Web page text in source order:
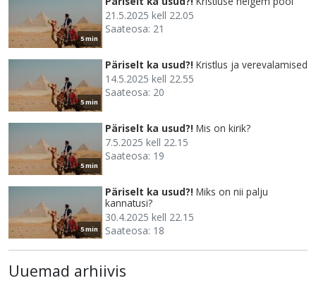
5 min
21.5.2025 kell 22.05
Saateosa: 21
5 min
Päriselt ka usud?! Kristlus ja verevalamised
14.5.2025 kell 22.55
Saateosa: 20
5 min
Päriselt ka usud?! Mis on kirik?
7.5.2025 kell 22.15
Saateosa: 19
5 min
Päriselt ka usud?! Miks on nii palju
kannatusi?
30.4.2025 kell 22.15
Saateosa: 18
Uuemad arhiivis